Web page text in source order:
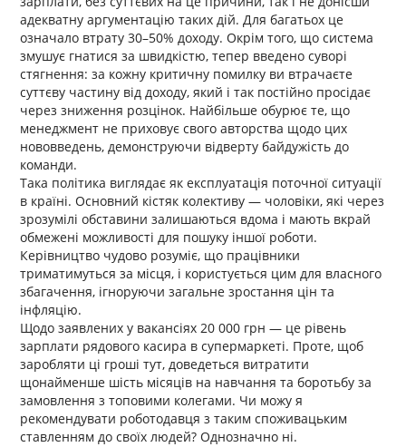
адекватну аргументацію таких дій. Для багатьох це
означало втрату 30–50% доходу. Окрім того, що система
змушує гнатися за швидкістю, тепер введено суворі
стягнення: за кожну критичну помилку ви втрачаєте
суттєву частину від доходу, який і так постійно просідає
через зниження розцінок. Найбільше обурює те, що
менеджмент не приховує свого авторства щодо цих
нововведень, демонструючи відверту байдужість до
команди.
Така політика виглядає як експлуатація поточної ситуації
в країні. Основний кістяк колективу — чоловіки, які через
зрозумілі обставини залишаються вдома і мають вкрай
обмежені можливості для пошуку іншої роботи.
Керівництво чудово розуміє, що працівники
триматимуться за місця, і користується цим для власного
збагачення, ігноруючи загальне зростання цін та
інфляцію.
Щодо заявлених у вакансіях 20 000 грн — це рівень
зарплати рядового касира в супермаркеті. Проте, щоб
заробляти ці гроші тут, доведеться витратити
щонайменше шість місяців на навчання та боротьбу за
замовлення з топовими колегами. Чи можу я
рекомендувати роботодавця з таким споживацьким
ставленням до своїх людей? Однозначно ні.